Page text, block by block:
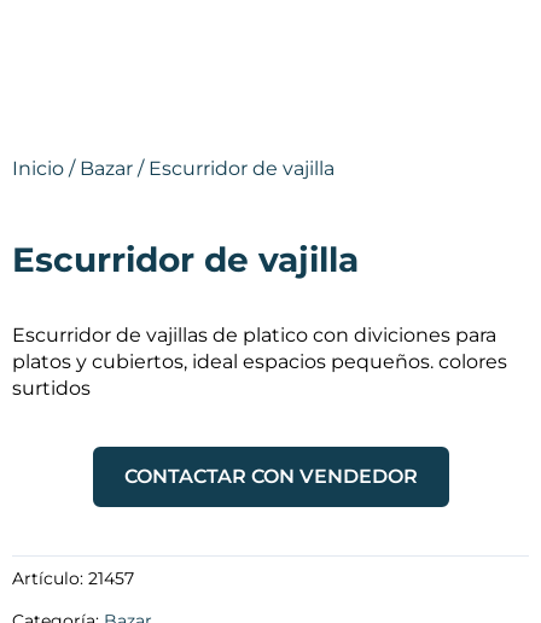
Inicio / Bazar / Escurridor de vajilla
Escurridor de vajilla
Escurridor de vajillas de platico con diviciones para
platos y cubiertos, ideal espacios pequeños. colores
surtidos
CONTACTAR CON VENDEDOR
Artículo: 21457